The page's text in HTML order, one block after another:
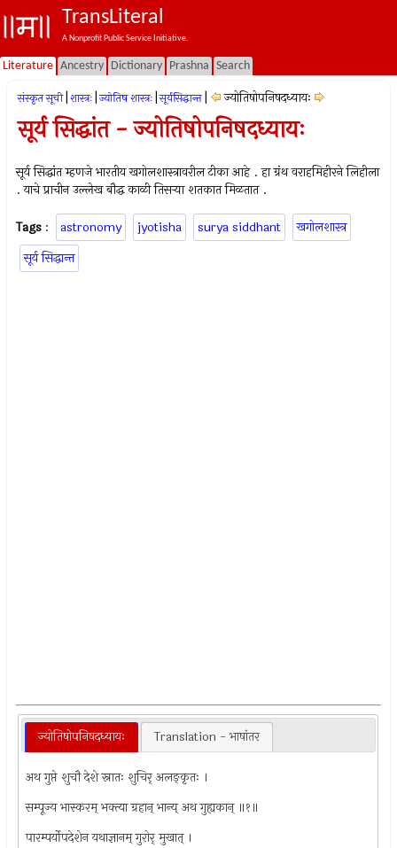
TransLiteral
A Nonprofit Public Service Initiative.
Literature Ancestry Dictionary Prashna Search
संस्कृत सूची शास्त्रः ज्योतिष शास्त्रः सूर्यसिद्धान्त ज्योतिषोपनिषदध्यायः
सूर्य सिद्धांत - ज्योतिषोपनिषदध्यायः
सूर्य सिद्धांत म्हणजे भारतीय खगोलशास्त्रावरील टीका आहे . हा ग्रंथ वराहमिहीरने लिहीला
. याचे प्राचीन उल्लेख बौद्ध काळी तिसर्‍या शतकात मिळतात .
Tags : astronomy jyotisha surya siddhant
खगोलशास्त्र
सूर्य सिद्धान्त
ज्योतिषोपनिषदध्यायः Translation - भाषांतर
अथ गुप्ते शुचौ देशे स्नातः शुचिर् अलङ्कृतः ।
सम्पूज्य भास्करम् भक्त्या ग्रहान् भान्य् अथ गुह्यकान् ॥१॥
पारम्पर्योपदेशेन यथाज्ञानम् गुरोर् मुखात् ।